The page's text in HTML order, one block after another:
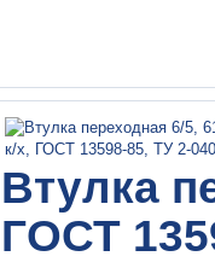
Втулка
ГОСТ